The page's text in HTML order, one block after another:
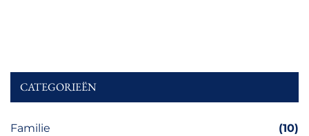
CATEGORIEËN
Familie
(10)